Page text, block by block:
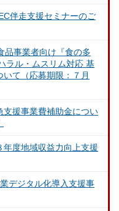
伴走支援セミナーのご
品事業者向け『食の多
ラル・ムスリム対応 基
て（応募期限：７月
援事業費補助金につい
年度地域収益力向上支援
デジタル化導入支援事